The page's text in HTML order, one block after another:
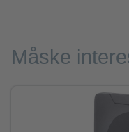
Måske